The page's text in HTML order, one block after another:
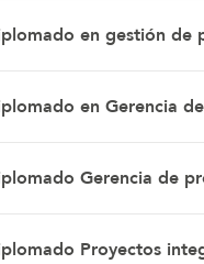
en gestión de
en Gerencia
Gerencia de
Proyectos